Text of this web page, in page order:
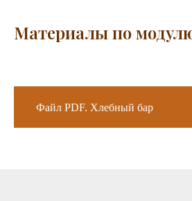
Материалы по
Файл PDF. Хлебный бар